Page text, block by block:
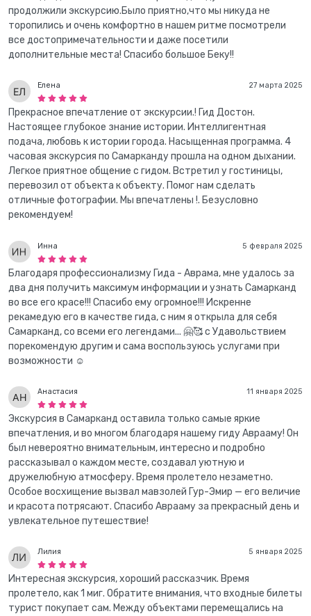
продолжили экскурсию.Было приятно,что мы никуда не
торопились и очень комфортно в нашем ритме посмотрели
все достопримечательности и даже посетили
дополнительные места! Спасибо большое Беку!!
27 марта 2025
Елена
Прекрасное впечатление от экскурсии.! Гид Достон.
Настоящее глубокое знание истории. Интеллигентная
подача, любовь к истории города. Насыщенная программа. 4
часовая экскурсия по Самарканду прошла на одном дыхании.
Легкое приятное общение с гидом. Встретил у гостиницы,
перевозил от объекта к объекту. Помог нам сделать
отличные фотографии. Мы впечатлены !. Безусловно
рекомендуем!
5 февраля 2025
Инна
Благодаря профессионализму Гида - Аврама, мне удалось за
два дня получить максимум информации и узнать Самарканд
во все его красе!!! Спасибо ему огромное!!! Искренне
рекамедую его в качестве гида, с ним я открыла для себя
Самарканд, со всеми его легендами... 🤗🥰 с Удавольствием
порекомендую другим и сама воспользуюсь услугами при
возможности ☺️
11 января 2025
Анастасия
Экскурсия в Самарканд оставила только самые яркие
впечатления, и во многом благодаря нашему гиду Аврааму! Он
был невероятно внимательным, интересно и подробно
рассказывал о каждом месте, создавал уютную и
дружелюбную атмосферу. Время пролетело незаметно.
Особое восхищение вызвал мавзолей Гур-Эмир — его величие
и красота потрясают. Спасибо Аврааму за прекрасный день и
увлекательное путешествие!
5 января 2025
Лилия
Интересная экскурсия, хороший рассказчик. Время
пролетело, как 1 миг. Обратите внимания, что входные билеты
турист покупает сам. Между объектами перемещались на